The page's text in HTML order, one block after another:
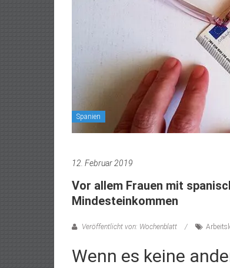
Spanien
12. Februar 2019
Vor allem Frauen mit
Mindesteinkommen
Veröffentlicht von: Wochenblatt
Wenn es keine